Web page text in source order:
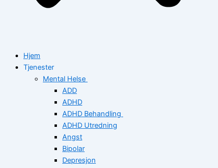
Hjem
Tjenester
Mental Helse
ADD
ADHD
ADHD Behandling
ADHD Utredning
Angst
Bipolar
Depresjon